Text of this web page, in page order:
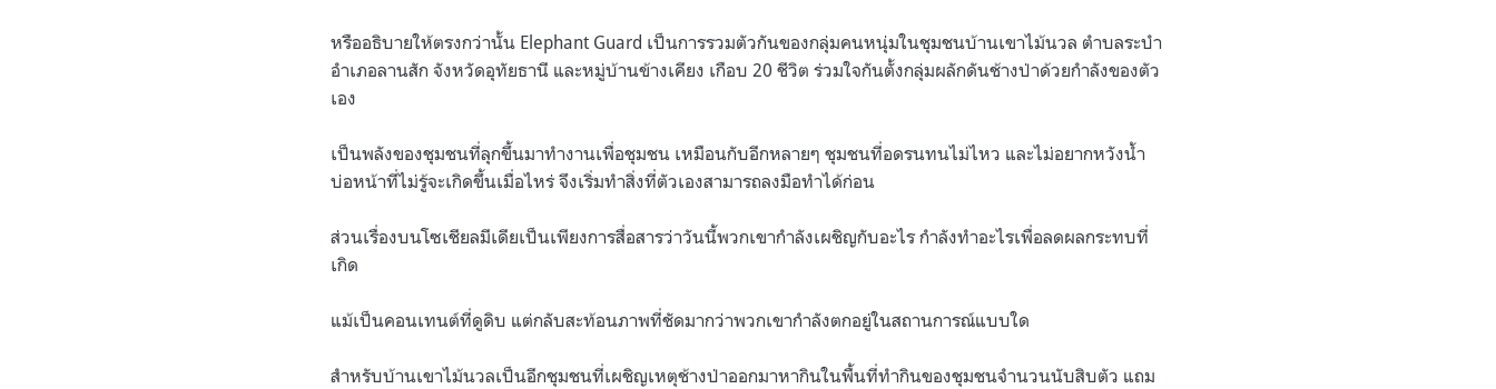
หรืออธิบายให้ตรงกว่านั้น Elephant Guard เป็นการรวมตัวกันของกลุ่มคนหนุ่มในชุมชนบ้านเขาไม้นวล ตำบลระบำ
อำเภอลานสัก จังหวัดอุทัยธานี และหมู่บ้านข้างเคียง เกือบ 20 ชีวิต ร่วมใจกันตั้งกลุ่มผลักดันช้างป่าด้วยกำลังของตัว
เอง
เป็นพลังของชุมชนที่ลุกขึ้นมาทำงานเพื่อชุมชน เหมือนกับอีกหลายๆ ชุมชนที่อดรนทนไม่ไหว และไม่อยากหวังน้ำ
บ่อหน้าที่ไม่รู้จะเกิดขึ้นเมื่อไหร่ จึงเริ่มทำสิ่งที่ตัวเองสามารถลงมือทำได้ก่อน
ส่วนเรื่องบนโซเชียลมีเดียเป็นเพียงการสื่อสารว่าวันนี้พวกเขากำลังเผชิญกับอะไร กำลังทำอะไรเพื่อลดผลกระทบที่
เกิด
แม้เป็นคอนเทนต์ที่ดูดิบ แต่กลับสะท้อนภาพที่ชัดมากว่าพวกเขากำลังตกอยู่ในสถานการณ์แบบใด
สำหรับบ้านเขาไม้นวลเป็นอีกชุมชนที่เผชิญเหตุช้างป่าออกมาหากินในพื้นที่ทำกินของชุมชนจำนวนนับสิบตัว แถม